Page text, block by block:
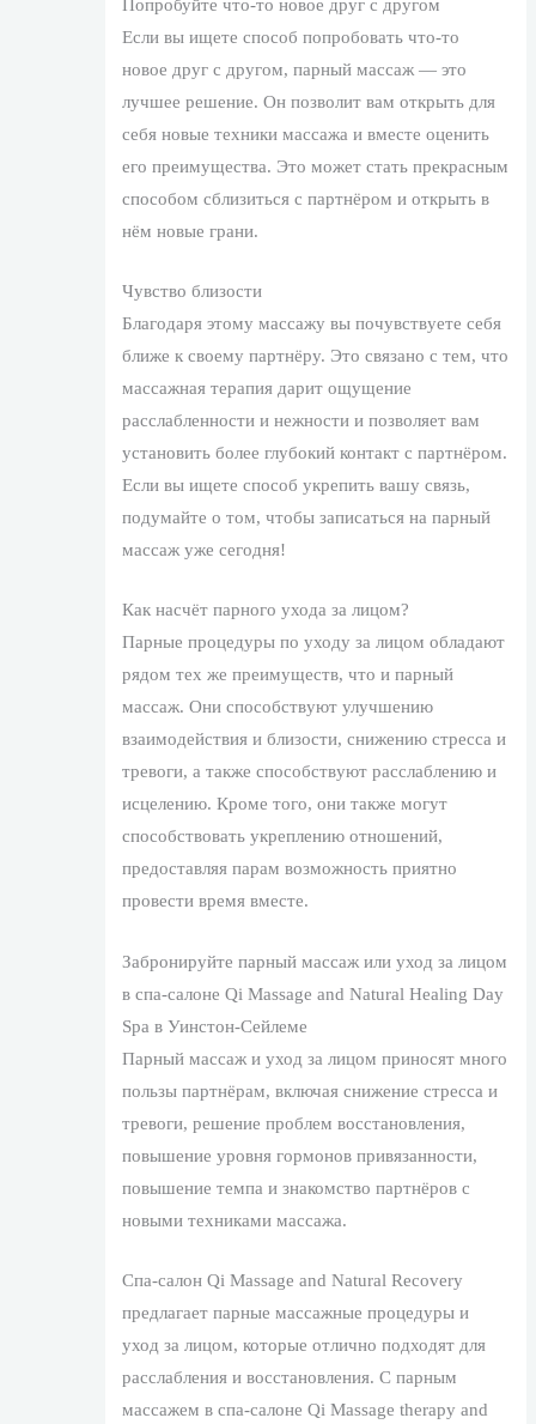
Попробуйте что-то новое друг с другом
Если вы ищете способ попробовать что-то
новое друг с другом, парный массаж — это
лучшее решение. Он позволит вам открыть для
себя новые техники массажа и вместе оценить
его преимущества. Это может стать прекрасным
способом сблизиться с партнёром и открыть в
нём новые грани.
Чувство близости
Благодаря этому массажу вы почувствуете себя
ближе к своему партнёру. Это связано с тем, что
массажная терапия дарит ощущение
расслабленности и нежности и позволяет вам
установить более глубокий контакт с партнёром.
Если вы ищете способ укрепить вашу связь,
подумайте о том, чтобы записаться на парный
массаж уже сегодня!
Как насчёт парного ухода за лицом?
Парные процедуры по уходу за лицом обладают
рядом тех же преимуществ, что и парный
массаж. Они способствуют улучшению
взаимодействия и близости, снижению стресса и
тревоги, а также способствуют расслаблению и
исцелению. Кроме того, они также могут
способствовать укреплению отношений,
предоставляя парам возможность приятно
провести время вместе.
Забронируйте парный массаж или уход за лицом
в спа-салоне Qi Massage and Natural Healing Day
Spa в Уинстон-Сейлеме
Парный массаж и уход за лицом приносят много
пользы партнёрам, включая снижение стресса и
тревоги, решение проблем восстановления,
повышение уровня гормонов привязанности,
повышение темпа и знакомство партнёров с
новыми техниками массажа.
Спа-салон Qi Massage and Natural Recovery
предлагает парные массажные процедуры и
уход за лицом, которые отлично подходят для
расслабления и восстановления. С парным
массажем в спа-салоне Qi Massage therapy and